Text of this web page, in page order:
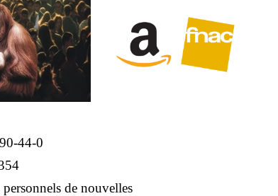
44-0
de nouvelles